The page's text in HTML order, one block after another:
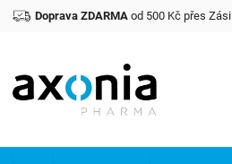
Doprava ZDARMA od 500 Kč přes